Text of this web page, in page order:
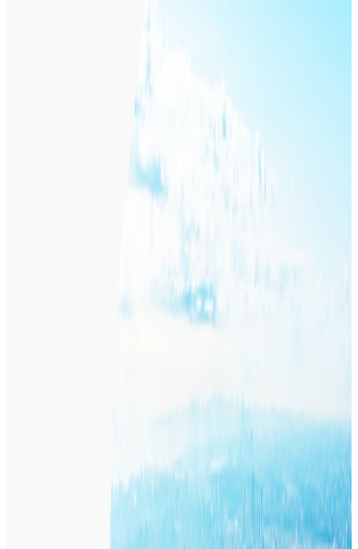
1→10（プロダクト成長）
プロジェクトマネージャー
500万円〜1000万円